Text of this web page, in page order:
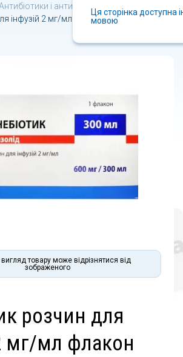
Ця сторінка доступна
мовою
і антибактеріальні
інфузій 2 мг/мл флакон 300 мл
товару може відрізнятися від
зображеного
мг/мл флакон